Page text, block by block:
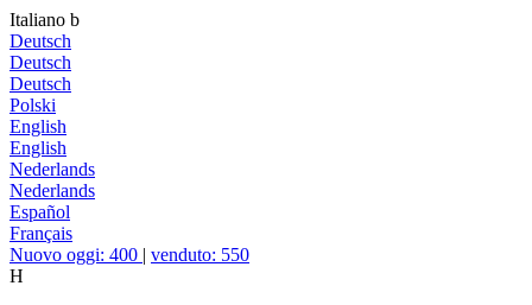
Italiano b
Deutsch
Deutsch
Deutsch
Polski
English
English
Nederlands
Nederlands
Español
Français
Nuovo oggi: 400 | venduto: 550
H